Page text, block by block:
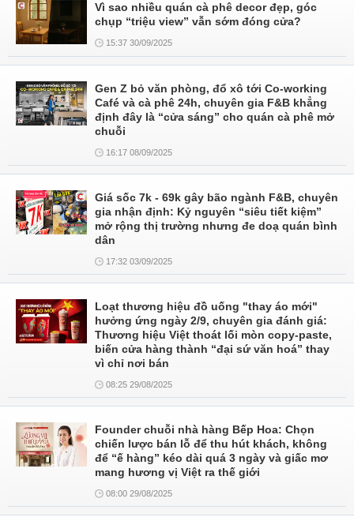
Vì sao nhiều quán cà phê decor đẹp, góc
chụp “triệu view” vẫn sớm đóng cửa?
15:37 30/09/2025
Gen Z bỏ văn phòng, đổ xô tới Co-working
Café và cà phê 24h, chuyên gia F&B khẳng
định đây là “cửa sáng” cho quán cà phê mở
chuỗi
16:17 08/09/2025
Giá sốc 7k - 69k gây bão ngành F&B, chuyên
gia nhận định: Kỷ nguyên “siêu tiết kiệm”
mở rộng thị trường nhưng đe doạ quán bình
dân
17:32 03/09/2025
Loạt thương hiệu đồ uống "thay áo mới"
hưởng ứng ngày 2/9, chuyên gia đánh giá:
Thương hiệu Việt thoát lối mòn copy-paste,
biến cửa hàng thành “đại sứ văn hoá” thay
vì chỉ nơi bán
08:25 29/08/2025
Founder chuỗi nhà hàng Bếp Hoa: Chọn
chiến lược bán lỗ để thu hút khách, không
để “ế hàng” kéo dài quá 3 ngày và giấc mơ
mang hương vị Việt ra thế giới
08:00 29/08/2025